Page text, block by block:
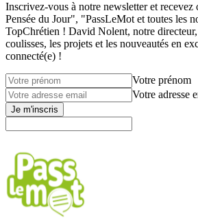
Inscrivez-vous à notre newsletter et recevez
Pensée du Jour", "PassLeMot et toutes les
TopChrétien ! David Nolent, notre
coulisses, les projets et les nouveautés en
connecté(e) !
Votre prénom
Votre adresse
Je m'inscris